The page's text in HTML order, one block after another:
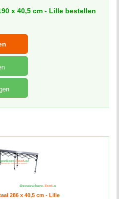
x 40,5 cm - Lille bestellen
286 x 40,5 cm - Lille